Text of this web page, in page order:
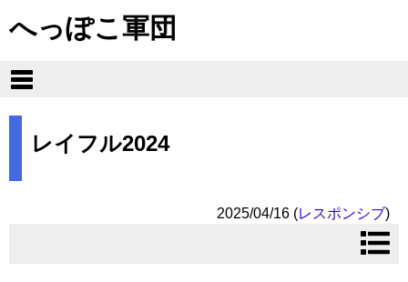
へっぽこ軍団
レイフル2024
2025/04/16 (レスポンシブ)